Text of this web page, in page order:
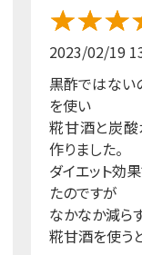
2023/02/19
黒酢ではない
を使い
糀甘酒と炭
作りました。
ダイエット効
たのですが
なかなか減ら
糀甘酒を使う